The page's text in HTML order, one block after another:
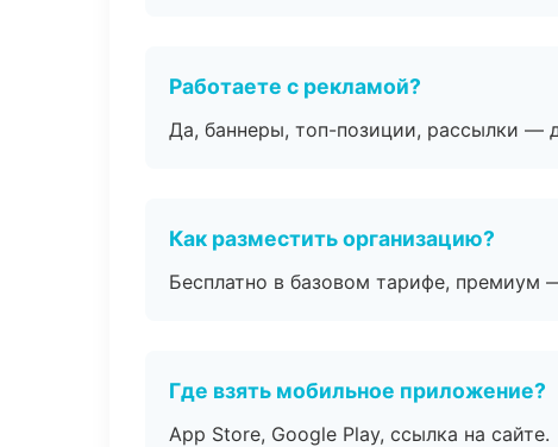
Работаете с рекламой?
Да, баннеры, топ-позиции, рассылки —
Как разместить организацию?
Бесплатно в базовом тарифе, премиум
Где взять мобильное приложение?
App Store, Google Play, ссылка на сайте.